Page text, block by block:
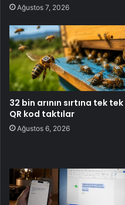
Ağustos 7, 2026
32 bin arının sırtına tek tek
QR kod taktılar
Ağustos 6, 2026